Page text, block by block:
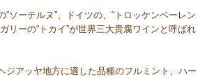
“ソーテルヌ”、ドイツの、“トロッケンベーレン
リーの“トカイ”が世界三大貴腐ワインと呼ばれ
ジアッヤ地方に適した品種のフルミント、ハー